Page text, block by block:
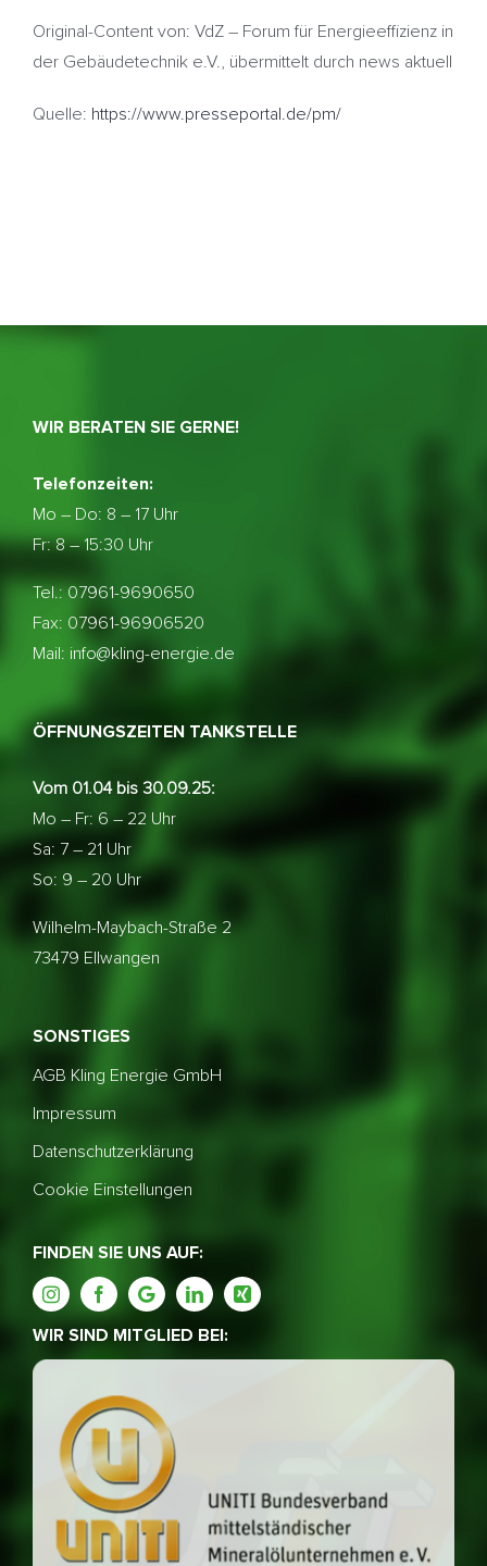
Original-Content von: VdZ – Forum für Energieeffizienz in
der Gebäudetechnik e.V., übermittelt durch news aktuell
Quelle: https://www.presseportal.de/pm/
WIR BERATEN SIE GERNE!
Telefonzeiten:
Mo – Do: 8 – 17 Uhr
Fr: 8 – 15:30 Uhr
Tel.: 07961-9690650
Fax: 07961-96906520
Mail: info@kling-energie.de
ÖFFNUNGSZEITEN TANKSTELLE
Vom 01.04 bis 30.09.25:
Mo – Fr: 6 – 22 Uhr
Sa: 7 – 21 Uhr
So: 9 – 20 Uhr
Wilhelm-Maybach-Straße 2
73479 Ellwangen
SONSTIGES
AGB Kling Energie GmbH
Impressum
Datenschutzerklärung
Cookie Einstellungen
FINDEN SIE UNS AUF:
WIR SIND MITGLIED BEI: